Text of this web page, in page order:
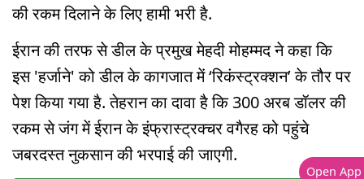
की रकम दिलाने के लिए हामी भरी है.
ईरान की तरफ से डील के प्रमुख मेहदी मोहम्मद ने कहा कि
इस 'हर्जाने' को डील के कागजात में ‘रिकंस्ट्रक्शन’ के तौर पर
पेश किया गया है. तेहरान का दावा है कि 300 अरब डॉलर की
रकम से जंग में ईरान के इंफ्रास्ट्रक्चर वगैरह को पहुंचे
जबरदस्त नुकसान की भरपाई की जाएगी.
Open App